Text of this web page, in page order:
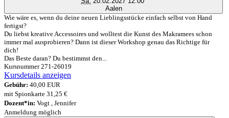
Aalen
Wie wäre es, wenn du deine neuen Lieblingsstücke einfach selbst von Hand
fertigst?
Du liebst kreative Accessoires und wolltest die Kunst des Makramees schon
immer mal ausprobieren? Dann ist dieser Workshop genau das Richtige für
dich!
Das Beste daran? Du bestimmst den...
Kursnummer 271-26019
Kursdetails anzeigen
Gebühr: 40,00 EUR
mit Spionkarte 31,25 €
Dozent*in: Vogt , Jennifer
Anmeldung möglich